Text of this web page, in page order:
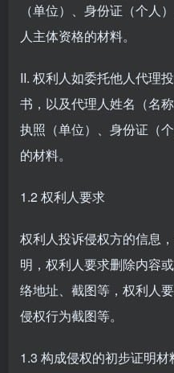
（单位）、身份证（个人
人主体资格的材料。
II. 权利人如委托他人代理
书，以及代理人姓名（名
执照（单位）、身份证（
的材料。
1.2 权利人要求
权利人投诉侵权方的信息
明，权利人要求删除内容
络地址、截图等，权利人
侵权行为截图等。
1.3 构成侵权的初步证明材